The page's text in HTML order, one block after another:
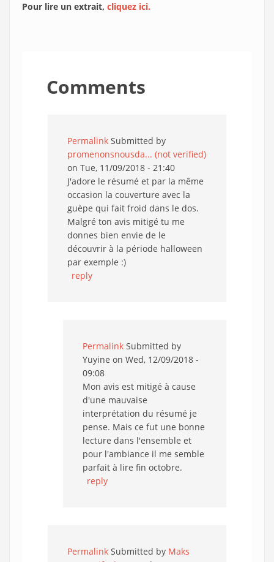
Pour lire un extrait, cliquez ici.
Comments
Permalink Submitted by
promenonsnousda... (not verified)
on Tue, 11/09/2018 - 21:40
J'adore le résumé et par la même
occasion la couverture avec la
guèpe qui fait froid dans le dos.
Malgré ton avis mitigé tu me
donnes bien envie de le
découvrir à la période halloween
par exemple :)
reply
Permalink Submitted by
Yuyine on Wed, 12/09/2018 -
09:08
Mon avis est mitigé à cause
d'une mauvaise
interprétation du résumé je
pense. Mais ce fut une bonne
lecture dans l'ensemble et
pour l'ambiance il me semble
parfait à lire fin octobre.
reply
Permalink Submitted by Maks